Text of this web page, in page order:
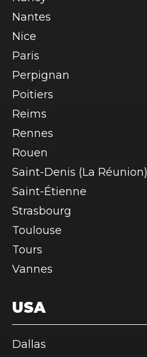
Nantes
Nice
Paris
Perpignan
Poitiers
Reims
Rennes
Rouen
Saint-Denis (La Réunion)
Saint-Étienne
Strasbourg
Toulouse
Tours
Vannes
USA
Dallas